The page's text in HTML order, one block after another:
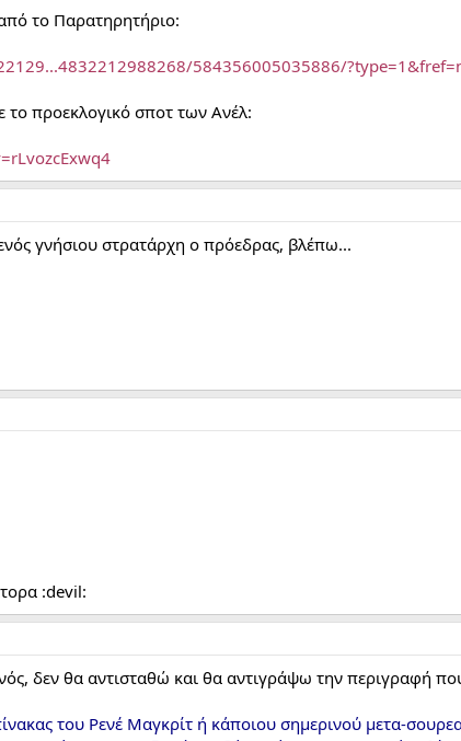
το Παρατηρητήριο:
584356005035886/
προεκλογικό σποτ των Ανέλ:
γνήσιου στρατάρχη ο πρόεδρας, βλέπω...
:devil:
δεν θα αντισταθώ και θα αντιγράψω την περιγραφή
του Ρενέ Μαγκρίτ ή κάποιου σημερινού μετα-